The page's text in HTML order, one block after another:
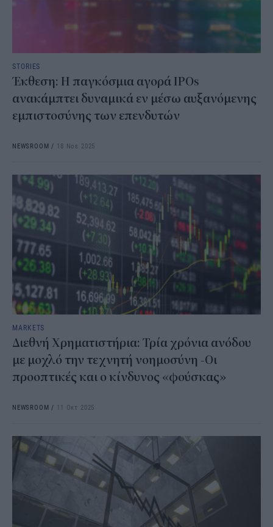
STORIES
Έκθεση: Η παγκόσμια αγορά IPOs
ανακάμπτει δυναμικά εν μέσω αυξανόμενης
εμπιστοσύνης των επενδυτών
NEWSROOM / 18 Νοε 2025
MARKETS
Διεθνή Χρηματιστήρια: Τρία χρόνια ανόδου
με μοχλό την τεχνητή νοημοσύνη -Οι
προοπτικές και ο κίνδυνος «φούσκας»
NEWSROOM / 11 Οκτ 2025